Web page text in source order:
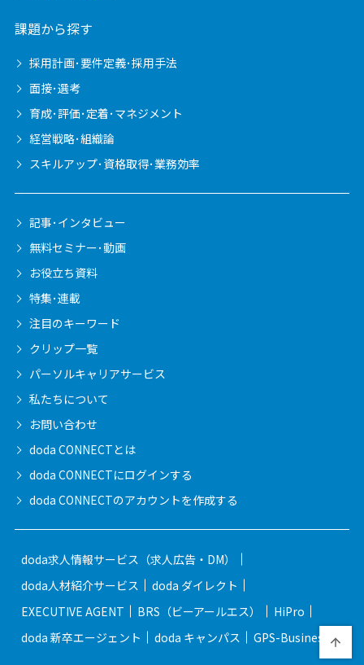
課題から探す
採用計画･要件定義･採用手法
面接･選考
育成･評価･定着･マネジメント
経営戦略･組織論
スキルアップ･資格取得･業務効率
記事･インタビュー
無料セミナー･動画
お役立ち資料
特集･連載
注目のキーワード
クリップ一覧
パーソルキャリアサービス
私たちについて
お問い合わせ
doda CONNECTとは
doda CONNECTにログインする
doda CONNECTのアカウントを作成する
doda求人情報サービス（求人広告・DM）
doda人材紹介サービス
doda ダイレクト
EXECUTIVE AGENT
BRS（ビーアールエス）
HiPro
doda 新卒エージェント
doda キャンパス GPS-Business